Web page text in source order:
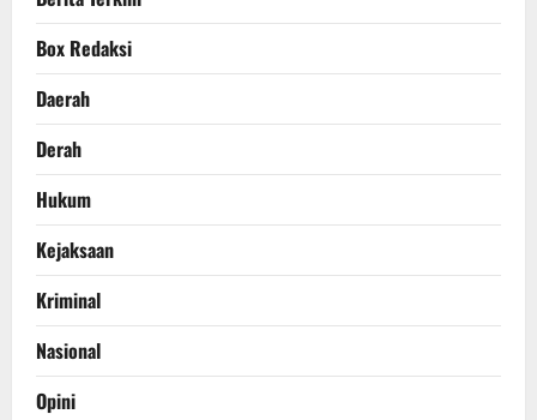
Box Redaksi
Daerah
Derah
Hukum
Kejaksaan
Kriminal
Nasional
Opini